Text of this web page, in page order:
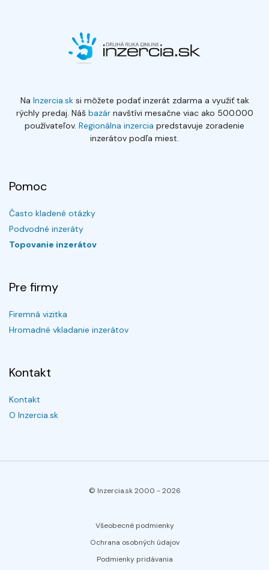
Na Inzercia.sksi môžete podať inzerát zdarma a využiť tak
rýchly predaj. Náš bazárnavštívi mesačne viac ako 500.000
používateľov. Regionálna inzercia predstavuje zoradenie
inzerátov podľa miest.
Pomoc
Často kladené otázky
Podvodné inzeráty
Topovanie inzerátov
Pre firmy
Firemná vizitka
Hromadné vkladanie inzerátov
Kontakt
Kontakt
O Inzercia.sk
© Inzercia.sk 2000 -2026
Všeobecné podmienky
Ochrana osobných údajov
Podmienky pridávania